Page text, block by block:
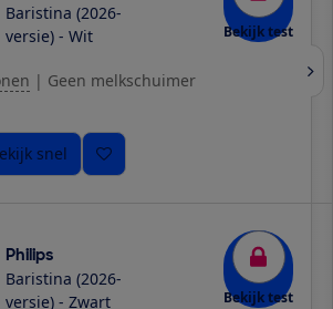
Baristina (2026-
versie) - Wit
Bekijk test
| Geen melkschuimer
snel
Philips
Baristina (2026-
versie) - Zwart
Bekijk test